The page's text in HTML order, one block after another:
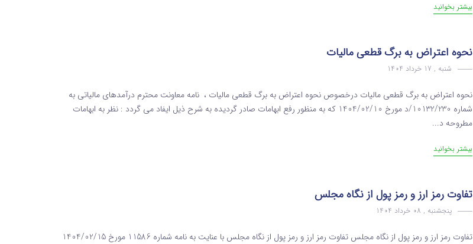
بیشتر بخوانید
نحوه اعتراض به برگ قطعی مالیات
شنبه , 17 خرداد 1404
نحوه اعتراض به برگ قطعی مالیات درخصوص نحوه اعتراض به برگ قطعی مالیات ، نامه معاونت محترم درآمدهای مالیاتی به
شماره 10132/230/د مورخ 1404/02/10 که به منظور رفع ابهامات صادر گردیده به شرح ذیل ایفاد می گردد : نظر به ابهامات
مطروحه د...
بیشتر بخوانید
تفاوت رمز‌ ارز و رمز‌ پول از نگاه مجلس
پنجشنبه , 08 خرداد 1404
تفاوت رمز‌ ارز و رمز‌ پول از نگاه مجلس تفاوت رمز‌ ارز و رمز‌ پول از نگاه مجلس با عنایت به نامه شماره 11586 مورخ 1404/02/15